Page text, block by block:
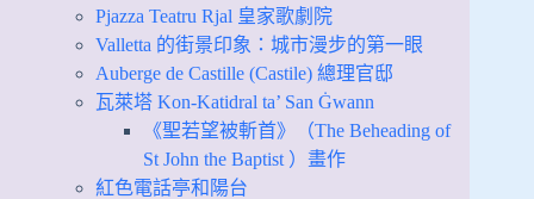
Pjazza Teatru Rjal 皇家歌劇院
Valletta 的街景印象：城市漫步的第一眼
Auberge de Castille (Castile) 總理官邸
瓦萊塔 Kon-Katidral ta’ San Ġwann
《聖若望被斬首》（The Beheading of
St John the Baptist ）畫作
紅色電話亭和陽台